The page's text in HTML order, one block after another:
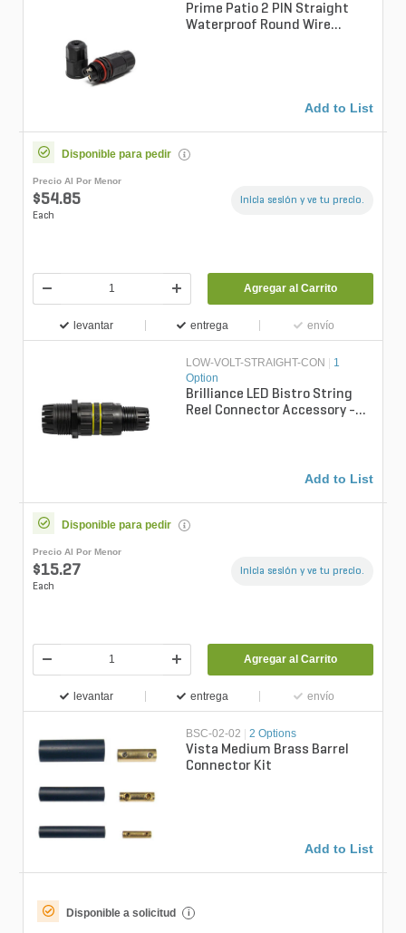
Prime Patio 2 PIN Straight
Waterproof Round Wire
Add to List
Disponible para pedir
Precio Al Por Menor
$54.85
Each
Inicia sesión y ve tu precio.
Agregar al Carrito
levantar entrega envío
LOW-VOLT-STRAIGHT-CON
1
Option
Brilliance LED Bistro String
Reel Connector Accessory -
Add to List
Disponible para pedir
Precio Al Por Menor
$15.27
Each
Inicia sesión y ve tu precio.
Agregar al Carrito
levantar entrega envío
BSC-02-02 2 Options
Vista Medium Brass Barrel
Connector Kit
Add to List
Disponible a solicitud i